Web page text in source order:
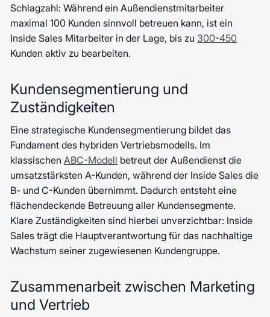
Schlagzahl: Während ein Außendienstmitarbeiter
maximal 100 Kunden sinnvoll betreuen kann, ist ein
Inside Sales Mitarbeiter in der Lage, bis zu 300-450
Kunden aktiv zu bearbeiten.
Kundensegmentierung und
Zuständigkeiten
Eine strategische Kundensegmentierung bildet das
Fundament des hybriden Vertriebsmodells. Im
klassischenABC-Modell betreut der Außendienst die
umsatzstärksten A-Kunden, während der Inside Sales die
B- und C-Kunden übernimmt. Dadurch entsteht eine
flächendeckende Betreuung aller Kundensegmente.
Klare Zuständigkeiten sind hierbei unverzichtbar: Inside
Sales trägt die Hauptverantwortung für das nachhaltige
Wachstum seiner zugewiesenen Kundengruppe.
Zusammenarbeit zwischen Marketing
und Vertrieb